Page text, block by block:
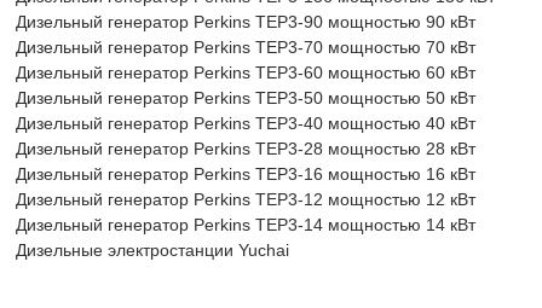
Дизельный генератор Perkins TEP3-90 мощностью 90 кВт
Дизельный генератор Perkins TEP3-70 мощностью 70 кВт
Дизельный генератор Perkins TEP3-60 мощностью 60 кВт
Дизельный генератор Perkins TEP3-50 мощностью 50 кВт
Дизельный генератор Perkins TEP3-40 мощностью 40 кВт
Дизельный генератор Perkins TEP3-28 мощностью 28 кВт
Дизельный генератор Perkins TEP3-16 мощностью 16 кВт
Дизельный генератор Perkins TEP3-12 мощностью 12 кВт
Дизельный генератор Perkins TEP3-14 мощностью 14 кВт
Дизельные электростанции Yuchai